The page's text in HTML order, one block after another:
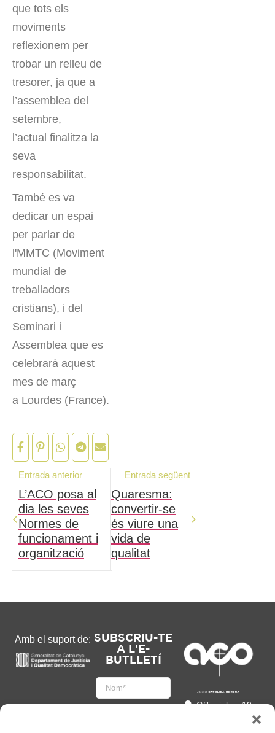
que tots els
moviments
reflexionem per
trobar un relleu de
tresorer, ja que a
l’assemblea del
setembre,
l’actual finalitza la
seva
responsabilitat.
També es va
dedicar un espai
per parlar de
l'MMTC (Moviment
mundial de
treballadors
cristians), i del
Seminari i
Assemblea que es
celebrarà aquest
mes de març
a Lourdes (France).
Entrada anterior
L’ACO posa al
dia les seves
Normes de
funcionament i
organització
Entrada següent
Quaresma:
convertir-se
és viure una
vida de
qualitat
Amb el suport de: SUBSCRIU-TE
A L'E-
BUTLLETÍ
C/Tapioles, 10